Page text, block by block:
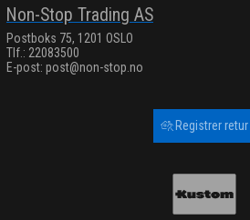
Non-Stop Trading AS
Postboks 75, 1201 OSLO
Tlf.: 22083500
E-post: post@non-stop.no
Registrer retur